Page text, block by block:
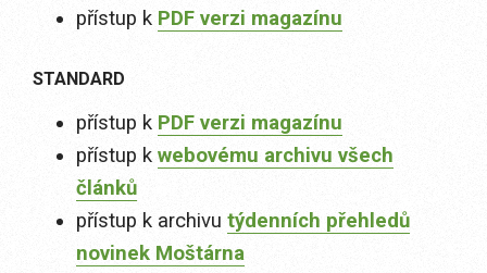
přístup k PDF verzi magazínu
STANDARD
přístup k PDF verzi magazínu
přístup k webovému archivu všech
článků
přístup k archivu týdenních přehledů
novinek Moštárna